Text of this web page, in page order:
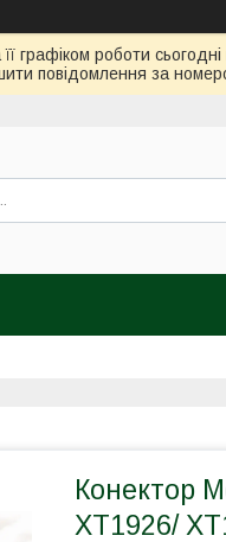
графіком роботи
повідомлення за
Конектор
XT1926/